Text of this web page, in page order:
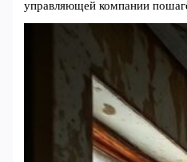
управляющей компании